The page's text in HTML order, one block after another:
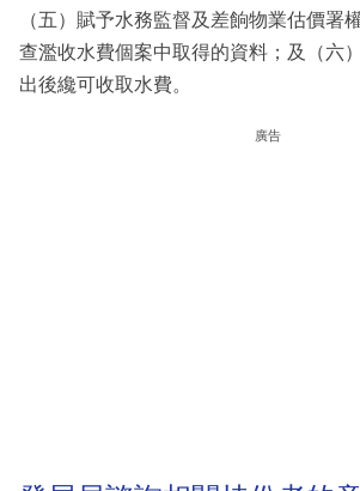
（五）賦予水務監督及差餉物業估價署
查濫收水費個案中取得的資料；及（六
出後纔可收取水費。
廣告